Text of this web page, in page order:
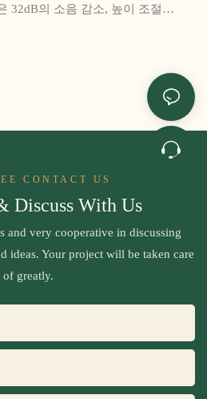
32dB의 소음 감소, 높이 조절
난 환기 기능을 갖춘 고품질 1
적입니다. 최소 주문 수량 1개,
CONTACT US
Discuss With Us
and very cooperative in discussing
ideas. Your project will be taken care
of greatly.